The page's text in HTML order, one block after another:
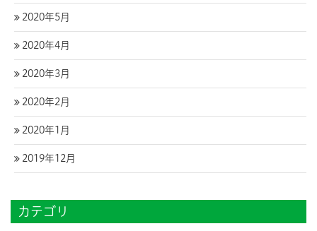
2020年5月
2020年4月
2020年3月
2020年2月
2020年1月
2019年12月
カテゴリ